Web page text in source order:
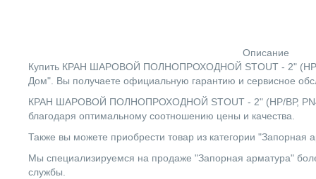
Описание
Купить КРАН ШАРОВОЙ ПОЛНОПРОХОДНОЙ STOUT - 2" (НР/
Дом". Вы получаете официальную гарантию и сервисное
КРАН ШАРОВОЙ ПОЛНОПРОХОДНОЙ STOUT - 2" (НР/ВР,
благодаря оптимальному соотношению цены и качества.
Также вы можете приобрести товар из категории "Запорная
Мы специализируемся на продаже "Запорная арматура"
службы.